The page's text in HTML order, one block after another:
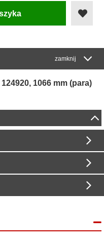
zamknij
1066 mm (para)